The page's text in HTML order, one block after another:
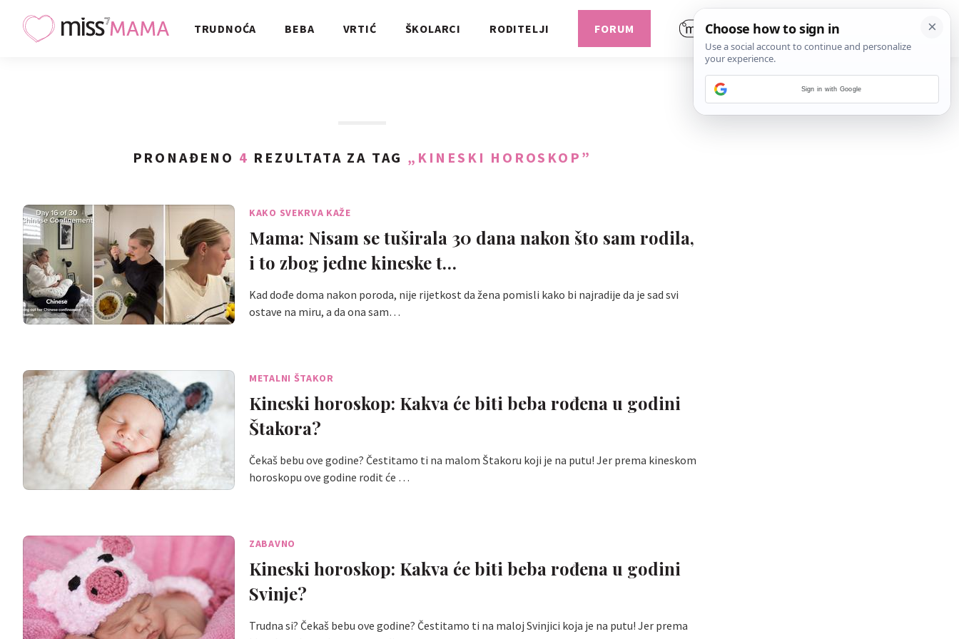
TRUDNOĆA BEBA VRTIĆ ŠKOLARCI RODITELJI FORUM
PRONAĐENO 4 REZULTATA ZA TAG „KINESKI HOROSKOP”
KAKO SVEKRVA KAŽE
Mama: Nisam se tuširala 30 dana nakon što sam rodila,
i to zbog jedne kineske t…
Kad dođe doma nakon poroda, nije rijetkost da žena pomisli kako bi najradije da je sad svi
ostave na miru, a da ona sam…
METALNI ŠTAKOR
Kineski horoskop: Kakva će biti beba rođena u godini
Štakora?
Čekaš bebu ove godine? Čestitamo ti na malom Štakoru koji je na putu! Jer prema kineskom
horoskopu ove godine rodit će …
ZABAVNO
Kineski horoskop: Kakva će biti beba rođena u godini
Svinje?
Trudna si? Čekaš bebu ove godine? Čestitamo ti na maloj Svinjici koja je na putu! Jer prema
Sign in with Google